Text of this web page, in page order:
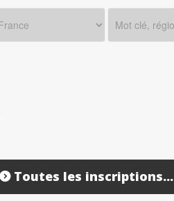
Toutes les inscriptions...